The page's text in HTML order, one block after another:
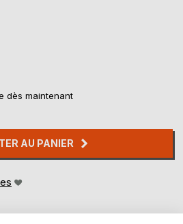
dès maintenant
AU PANIER